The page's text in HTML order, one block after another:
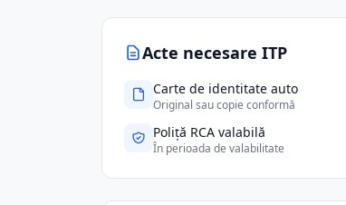
Acte necesare ITP
Carte de identitate auto
Original sau copie conformă
Poliță RCA valabilă
În perioada de valabilitate